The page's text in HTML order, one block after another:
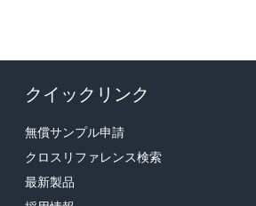
クイックリンク
無償サンプル申請
クロスリファレンス検索
最新製品